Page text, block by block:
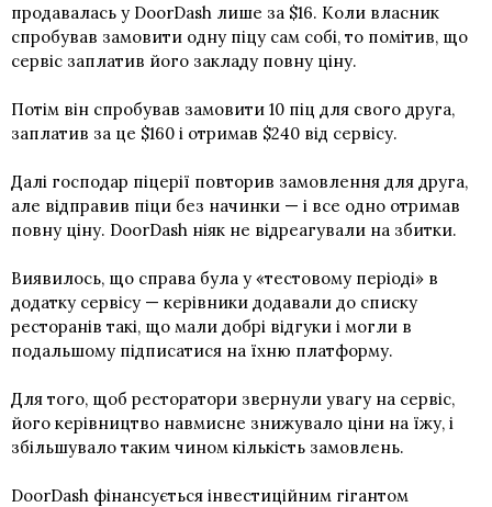
продавалась у DoorDash лише за $16. Коли власник
спробував замовити одну піцу сам собі, то помітив, що
сервіс заплатив його закладу повну ціну.
Потім він спробував замовити 10 піц для свого друга,
заплатив за це $160 і отримав $240 від сервісу.
Далі господар піцерії повторив замовлення для друга,
але відправив піци без начинки — і все одно отримав
повну ціну. DoorDash ніяк не відреагували на збитки.
Виявилось, що справа була у «тестовому періоді» в
додатку сервісу — керівники додавали до списку
ресторанів такі, що мали добрі відгуки і могли в
подальшому підписатися на їхню платформу.
Для того, щоб ресторатори звернули увагу на сервіс,
його керівництво навмисне знижувало ціни на їжу, і
збільшувало таким чином кількість замовлень.
DoorDash фінансується інвестиційним гігантом